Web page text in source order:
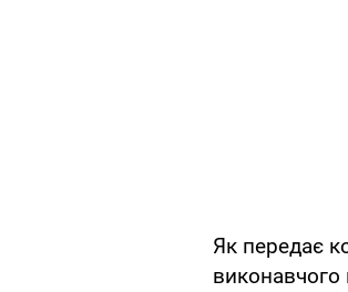
Як передає
виконавчого